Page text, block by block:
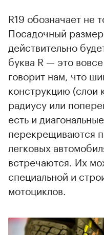
R19 обозначает не
Посадочный
действительно
буква R — это
говорит нам, что
конструкцию (слои
радиусу или
есть и
перекрещиваются
легковых
встречаются. Их
специальной и
мотоциклов.